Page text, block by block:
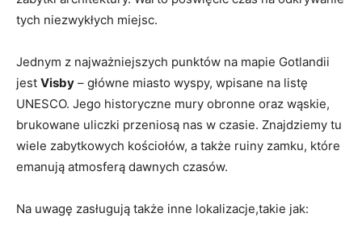
tych niezwykłych miejsc.
Jednym z najważniejszych punktów na mapie Gotlandii
jest Visby – główne miasto wyspy, wpisane na listę
UNESCO. Jego historyczne mury obronne oraz wąskie,
brukowane uliczki przeniosą nas w czasie. Znajdziemy tu
wiele zabytkowych kościołów, a także ruiny zamku, które
emanują atmosferą dawnych czasów.
Na uwagę zasługują także inne lokalizacje,takie jak: